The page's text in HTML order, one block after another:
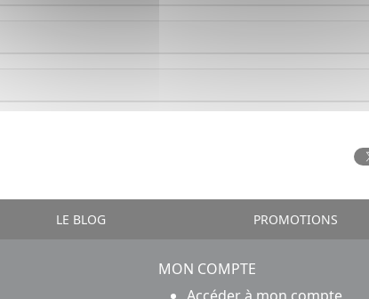
LE BLOG PROMOTIONS
MON COMPTE